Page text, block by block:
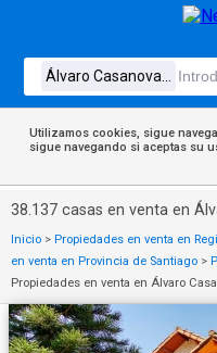
Utilizamos cookies, sigue
sigue navegando si aceptas su
38.137 casas en venta en
Inicio > Propiedades en venta en
en venta en Provincia de Santiago >
Propiedades en venta en Álvaro